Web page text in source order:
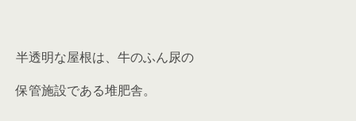
半透明な屋根は、牛のふん尿の
保管施設である堆肥舎。